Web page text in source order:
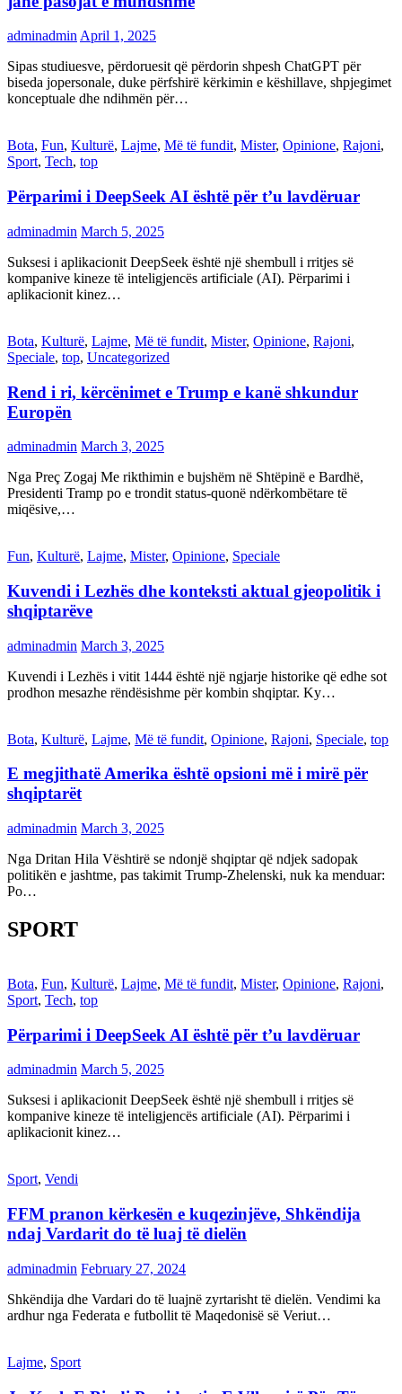
adminadmin April 1, 2025
Sipas studiuesve, përdoruesit që përdorin shpesh ChatGPT për
biseda jopersonale, duke përfshirë kërkimin e këshillave, shpjegimet
konceptuale dhe ndihmën për…
Bota, Fun, Kulturë, Lajme, Më të fundit, Mister, Opinione, Rajoni,
Sport, Tech, top
Përparimi i DeepSeek AI është për t’u lavdëruar
adminadmin March 5, 2025
Suksesi i aplikacionit DeepSeek është një shembull i rritjes së
kompanive kineze të inteligjencës artificiale (AI). Përparimi i
aplikacionit kinez…
Bota, Kulturë, Lajme, Më të fundit, Mister, Opinione, Rajoni,
Speciale, top, Uncategorized
Rend i ri, kërcënimet e Trump e kanë shkundur
Europën
adminadmin March 3, 2025
Nga Preç Zogaj Me rikthimin e bujshëm në Shtëpinë e Bardhë,
Presidenti Tramp po e trondit status-quonë ndërkombëtare të
miqësive,…
Fun, Kulturë, Lajme, Mister, Opinione, Speciale
Kuvendi i Lezhës dhe konteksti aktual gjeopolitik i
shqiptarëve
adminadmin March 3, 2025
Kuvendi i Lezhës i vitit 1444 është një ngjarje historike që edhe sot
prodhon mesazhe rëndësishme për kombin shqiptar. Ky…
Bota, Kulturë, Lajme, Më të fundit, Opinione, Rajoni, Speciale, top
E megjithatë Amerika është opsioni më i mirë për
shqiptarët
adminadmin March 3, 2025
Nga Dritan Hila Vështirë se ndonjë shqiptar që ndjek sadopak
politikën e jashtme, pas takimit Trump-Zhelenski, nuk ka menduar:
Po…
SPORT
Bota, Fun, Kulturë, Lajme, Më të fundit, Mister, Opinione, Rajoni,
Sport, Tech, top
Përparimi i DeepSeek AI është për t’u lavdëruar
adminadmin March 5, 2025
Suksesi i aplikacionit DeepSeek është një shembull i rritjes së
kompanive kineze të inteligjencës artificiale (AI). Përparimi i
aplikacionit kinez…
Sport, Vendi
FFM pranon kërkesën e kuqezinjëve, Shkëndija
ndaj Vardarit do të luaj të dielën
adminadmin February 27, 2024
Shkëndija dhe Vardari do të luajnë zyrtarisht të dielën. Vendimi ka
ardhur nga Federata e futbollit të Maqedonisë së Veriut…
Lajme, Sport